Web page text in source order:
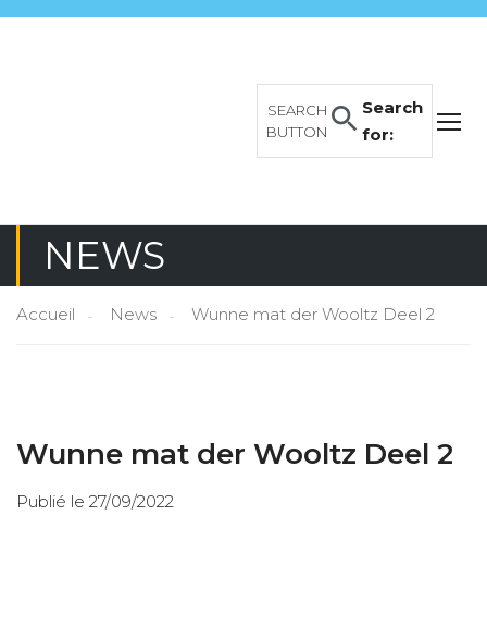
Search
for:
SEARCH
BUTTON
NEWS
Accueil News Wunne mat der Wooltz Deel 2
Wunne mat der Wooltz Deel 2
Publié le 27/09/2022